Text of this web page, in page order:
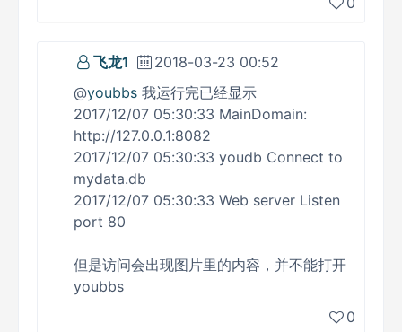
飞龙1
2018-03-23 00:52
@youbbs 我运行完已经显示
2017/12/07 05:30:33 MainDomain:
http://127.0.0.1:8082
2017/12/07 05:30:33 youdb Connect to
mydata.db
2017/12/07 05:30:33 Web server Listen
port 80
但是访问会出现图片里的内容，并不能打开
youbbs
0